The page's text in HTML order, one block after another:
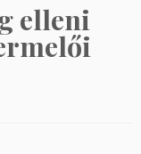
elleni